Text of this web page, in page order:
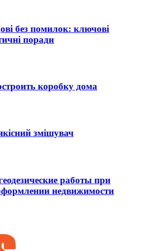
без помилок: ключові
поради
коробку дома
змішувач
работы при
недвижимости